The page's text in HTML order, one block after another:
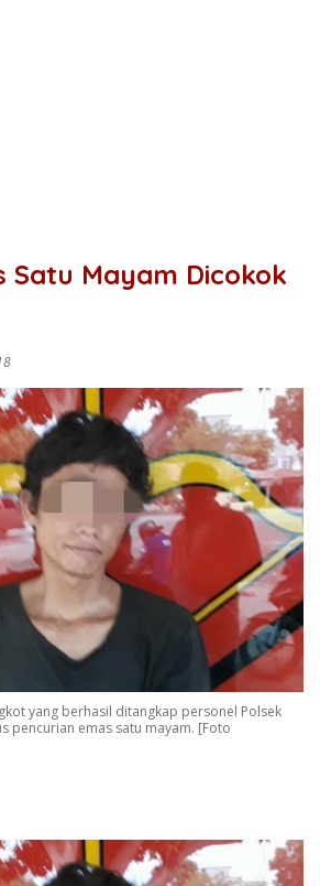
Satu Mayam Dicokok
yang berhasil ditangkap personel Polsek
pencurian emas satu mayam. [Foto